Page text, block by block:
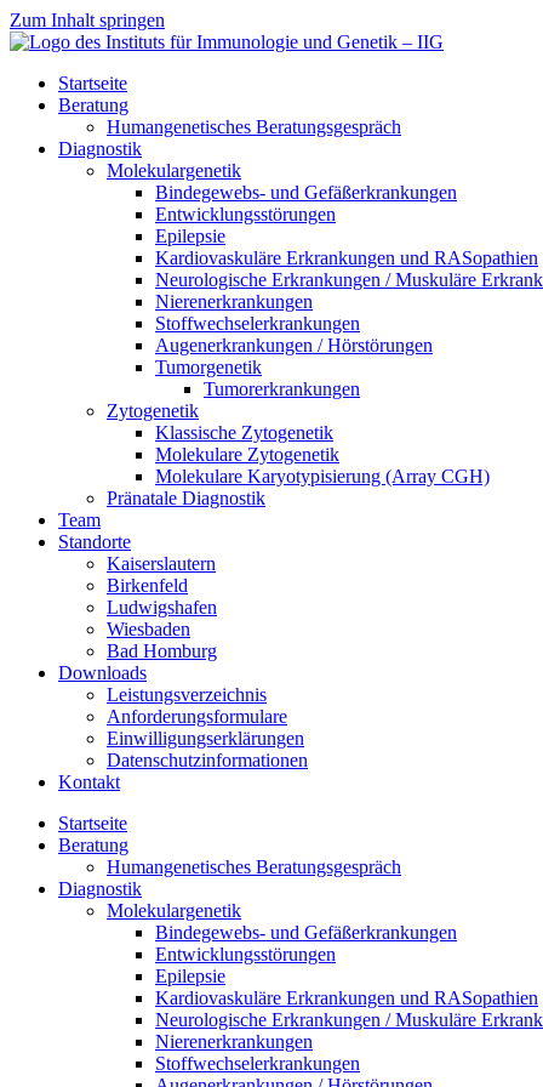
Zum Inhalt springen
Startseite
Beratung
Humangenetisches Beratungsgespräch
Diagnostik
Molekulargenetik
Bindegewebs- und Gefäßerkrankungen
Entwicklungsstörungen
Epilepsie
Kardiovaskuläre Erkrankungen und RASopathien
Neurologische Erkrankungen / Muskuläre
Nierenerkrankungen
Stoffwechselerkrankungen
Augenerkrankungen / Hörstörungen
Tumorgenetik
Tumorerkrankungen
Zytogenetik
Klassische Zytogenetik
Molekulare Zytogenetik
Molekulare Karyotypisierung (Array CGH)
Pränatale Diagnostik
Team
Standorte
Kaiserslautern
Birkenfeld
Ludwigshafen
Wiesbaden
Bad Homburg
Downloads
Leistungsverzeichnis
Anforderungsformulare
Einwilligungserklärungen
Datenschutzinformationen
Kontakt
Startseite
Beratung
Humangenetisches Beratungsgespräch
Diagnostik
Molekulargenetik
Bindegewebs- und Gefäßerkrankungen
Entwicklungsstörungen
Epilepsie
Kardiovaskuläre Erkrankungen und RASopathien
Neurologische Erkrankungen / Muskuläre
Nierenerkrankungen
Stoffwechselerkrankungen